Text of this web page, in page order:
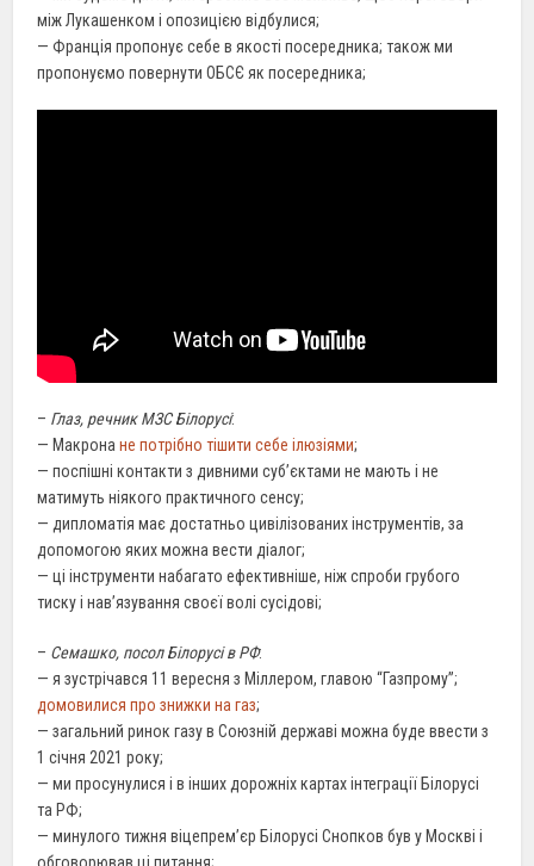
між Лукашенком і опозицією відбулися;
— Франція пропонує себе в якості посередника; також ми
пропонуємо повернути ОБСЄ як посередника;
– Глаз, речник МЗС Білорусі:
— Макронане потрібно тішити себе ілюзіями;
— поспішні контакти з дивними суб’єктами не мають і не
матимуть ніякого практичного сенсу;
— дипломатія має достатньо цивілізованих інструментів, за
допомогою яких можна вести діалог;
— ці інструменти набагато ефективніше, ніж спроби грубого
тиску і нав’язування своєї волі сусідові;
– Семашко, посол Білорусі в РФ:
— я зустрічався 11 вересня з Міллером, главою “Газпрому”;
домовилися про знижки на газ;
— загальний ринок газу в Союзній державі можна буде ввести з
1 січня 2021 року;
— ми просунулися і в інших дорожніх картах інтеграції Білорусі
та РФ;
— минулого тижня віцепрем’єр Білорусі Снопков був у Москві і